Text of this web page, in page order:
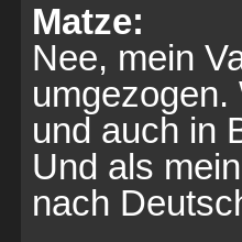
Matze:
Nee, mein
umgezogen.
und auch in
Und als
nach